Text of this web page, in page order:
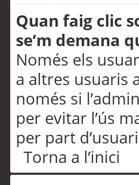
Quan faig clic
se’m demana
Només els
a altres usuaris
només si
per evitar l’ús
per part
Torna a l’inici